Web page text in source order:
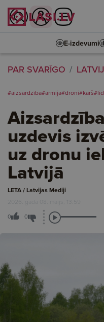
E-izdevumi
PAR SVARĪGO
#aizsardzība#armija#droni#karš
uzdevis
uz dronu
Latvijā
LETA / Latvijas Mediji
2026. gada 08. maijs, 13:59
0 0